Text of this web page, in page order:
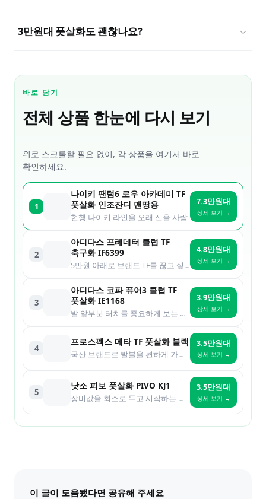
3만원대 풋살화도 괜찮나요?
바로 담기
전체 상품 한눈에 다시 보기
위로 스크롤할 필요 없이, 각 상품을 여기서 바로
확인하세요.
1
나이키 팬텀6 로우 아카데미 TF
풋살화 인조잔디 맨땅용
현행 나이키 라인을 오래 신을 사람
7.3만원대
상세 보기 →
2
아디다스 프레데터 클럽 TF
축구화 IF6399
5만원 아래로 브랜드 TF를 끊고 싶은 사람
4.8만원대
상세 보기 →
3
아디다스 코파 퓨어3 클럽 TF
풋살화 IE1168
발 앞부분 터치를 중요하게 보는 사람
3.9만원대
상세 보기 →
4
프로스펙스 메타 TF 풋살화 블랙
국산 브랜드로 발볼을 편하게 가려는 사람
3.5만원대
상세 보기 →
5
낫소 피보 풋살화 PIVO KJ1
장비값을 최소로 두고 시작하는 입문
3.5만원대
상세 보기 →
이 글이 도움됐다면 공유해 주세요